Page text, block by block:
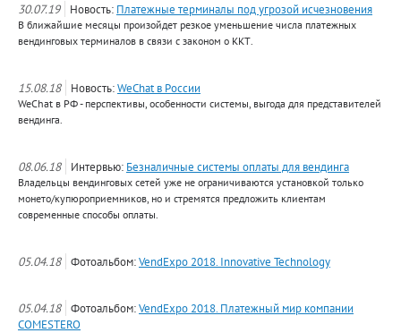
30.07.19 Новость: Платежные терминалы под угрозой исчезновения
В ближайшие месяцы произойдет резкое уменьшение числа платежных
вендинговых терминалов в связи с законом о ККТ.
15.08.18 Новость:WeChat в России
WeChat в РФ - перспективы, особенности системы, выгода для представителей
вендинга.
08.06.18 Интервью: Безналичные системы оплаты для вендинга
Владельцы вендинговых сетей уже не ограничиваются установкой только
монето/купюроприемников, но и стремятся предложить клиентам
современные способы оплаты.
05.04.18 Фотоальбом:VendExpo 2018. Innovative Technology
05.04.18 Фотоальбом:VendExpo 2018. Платежный мир компании
COMESTERO